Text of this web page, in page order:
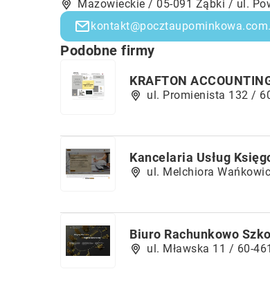
Mazowieckie / 05-091 Ząbki / ul.
Podobne firmy
KRAFTON
ul. Promienista 132 /
Kancelaria Usług
ul. Melchiora
Biuro Rachunkowo
ul. Mławska 11 / 60-